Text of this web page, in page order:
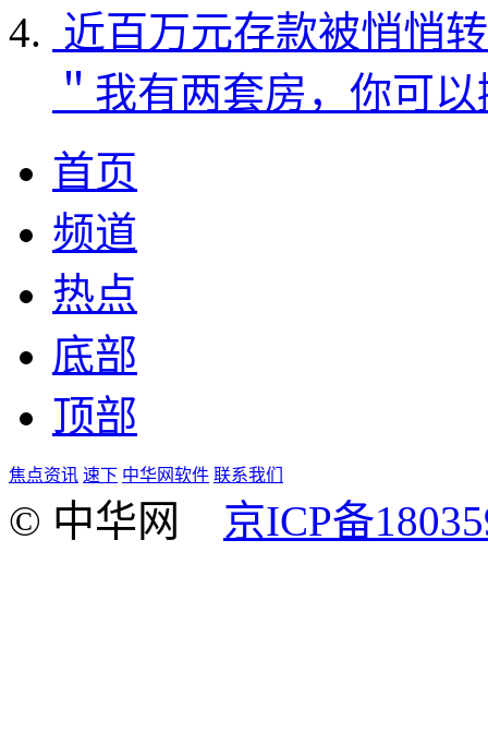
近百万元存款被悄悄
＂我有两套房，你可
首页
频道
热点
底部
顶部
焦点资讯 速下 中华网软件 联系我们
© 中华网 京ICP备